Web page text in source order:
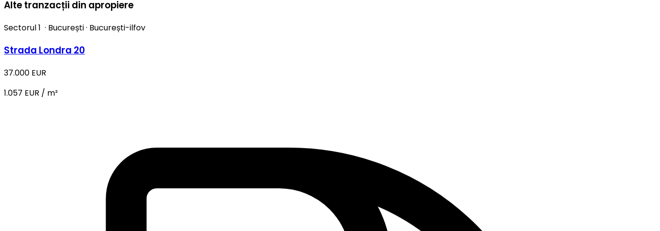
Alte tranzacții din apropiere
Sectorul 1 · București· București-ilfov
Strada Londra 20
37.000 EUR
1.057 EUR / m²